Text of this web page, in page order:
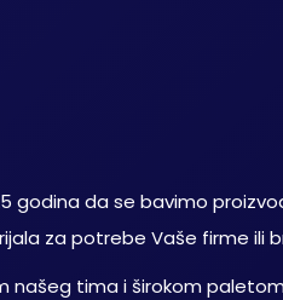
godina da se bavimo
za potrebe Vaše firme ili
našeg tima i širokom